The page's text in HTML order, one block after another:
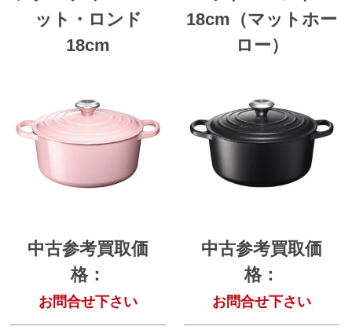
ット・ロンド
18cm
中古参考買取価
格：
お問合せ下さい
18cm（マットホー
ロー）
中古参考買取価
格：
お問合せ下さい